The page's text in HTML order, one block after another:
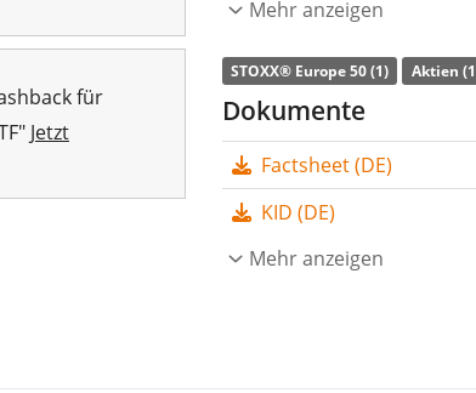
für
Jetzt
Stoxx Europe 50 UCITS ETF
Europe 50 Index
Dividendenerträge im ETF
Der Amundi Stoxx Europe
Mio. CHF Fondsvolumen
Mehr anzeigen
STOXX® Europe 50 (1) Aktien
Dokumente
Factsheet (DE)
KID (DE)
Mehr anzeigen